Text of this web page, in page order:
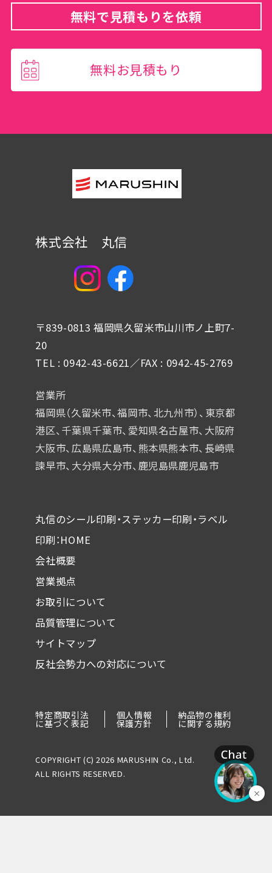
無料で見積もりを依頼
無料お見積もり
株式会社 丸信
〒839-0813 福岡県久留米市山川市ノ上町7-
20
TEL : 0942-43-6621／FAX : 0942-45-2769
営業所
福岡県（久留米市、福岡市、北九州市）、東京都
港区、千葉県千葉市、 愛知県名古屋市、大阪府
大阪市、広島県広島市、熊本県熊本市、 長崎県
諫早市、大分県大分市、鹿児島県鹿児島市
丸信のシール印刷・ステッカー印刷・ラベル
印刷：HOME
会社概要
営業拠点
お取引について
品質管理について
サイトマップ
反社会勢力への対応について
特定商取引法
に基づく表記
個人情報
保護方針
納品物の権利
に関する規約
COPYRIGHT (C) 2026 MARUSHIN Co., Ltd.
ALL RIGHTS RESERVED.